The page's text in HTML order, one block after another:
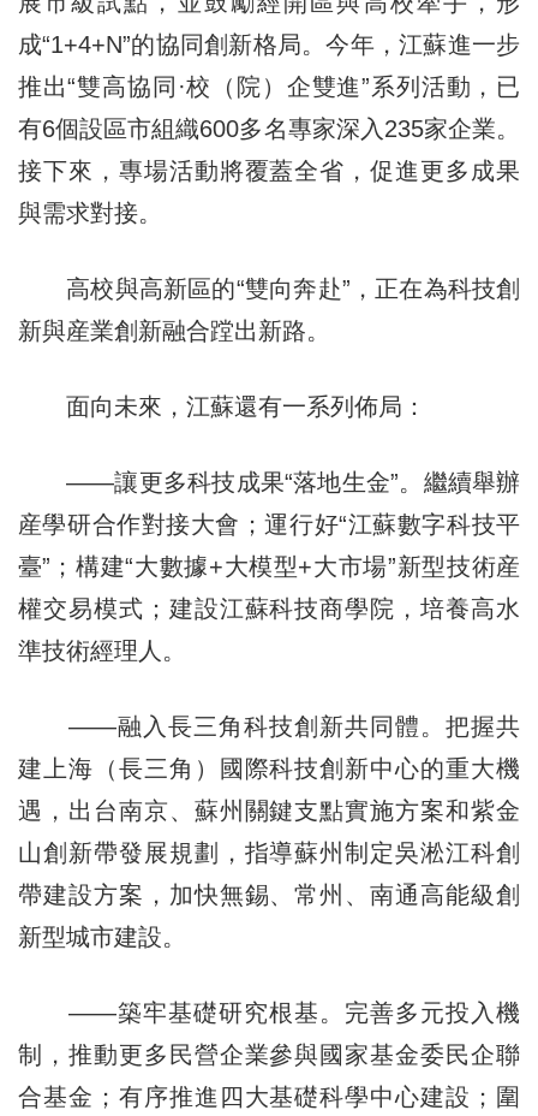
成“1+4+N”的協同創新格局。今年，江蘇進一步
推出“雙高協同·校（院）企雙進”系列活動，已
有6個設區市組織600多名專家深入235家企業。
接下來，專場活動將覆蓋全省，促進更多成果
與需求對接。
高校與高新區的“雙向奔赴”，正在為科技創
新與産業創新融合蹚出新路。
面向未來，江蘇還有一系列佈局：
——讓更多科技成果“落地生金”。繼續舉辦
産學研合作對接大會；運行好“江蘇數字科技平
臺”；構建“大數據+大模型+大市場”新型技術産
權交易模式；建設江蘇科技商學院，培養高水
準技術經理人。
——融入長三角科技創新共同體。把握共
建上海（長三角）國際科技創新中心的重大機
遇，出台南京、蘇州關鍵支點實施方案和紫金
山創新帶發展規劃，指導蘇州制定吳淞江科創
帶建設方案，加快無錫、常州、南通高能級創
新型城市建設。
——築牢基礎研究根基。完善多元投入機
制，推動更多民營企業參與國家基金委民企聯
合基金；有序推進四大基礎科學中心建設；圍